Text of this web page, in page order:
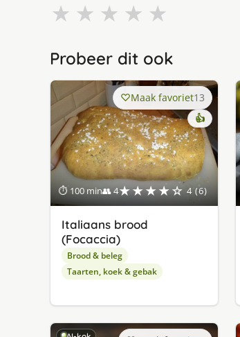
★ ★ ★ ★ ★
Probeer dit ook
⏱ 100 min👥 4★★★★☆ 4 (6)
Maak favoriet13
👍
Italiaans brood
(Focaccia)
Brood & beleg
Taarten, koek & gebak